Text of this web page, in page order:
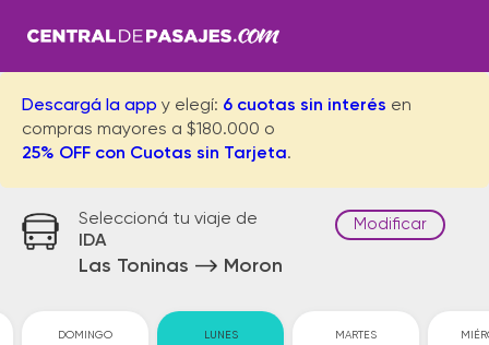
Descargá la app y elegí: 6 cuotas sin interés en
compras mayores a $180.000 o
25% OFF con Cuotas sin Tarjeta.
Seleccioná tu viaje de
IDA
Las Toninas Moron
Modificar
DOMINGO LUNES MARTES